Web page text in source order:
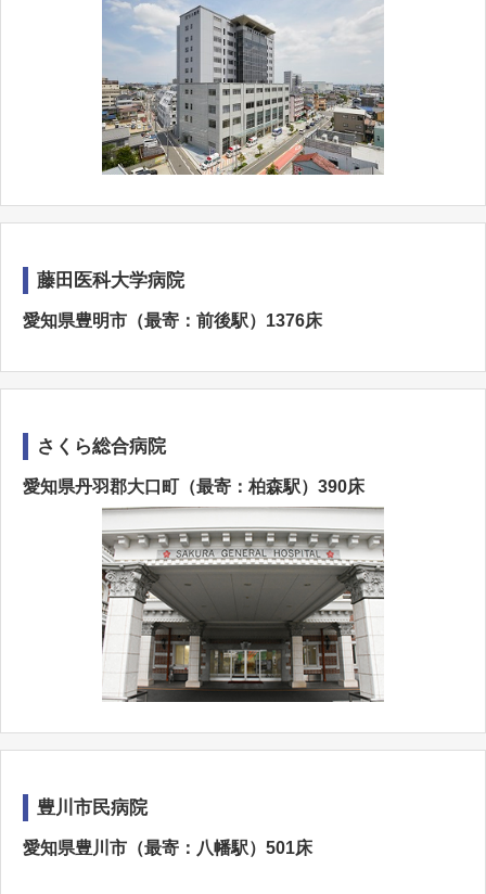
藤田医科大学病院
愛知県豊明市（最寄：前後駅）1376床
さくら総合病院
愛知県丹羽郡大口町（最寄：柏森駅）390床
豊川市民病院
愛知県豊川市（最寄：八幡駅）501床